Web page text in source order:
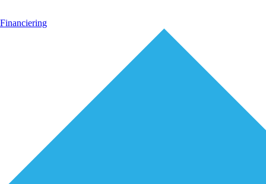
Financiering